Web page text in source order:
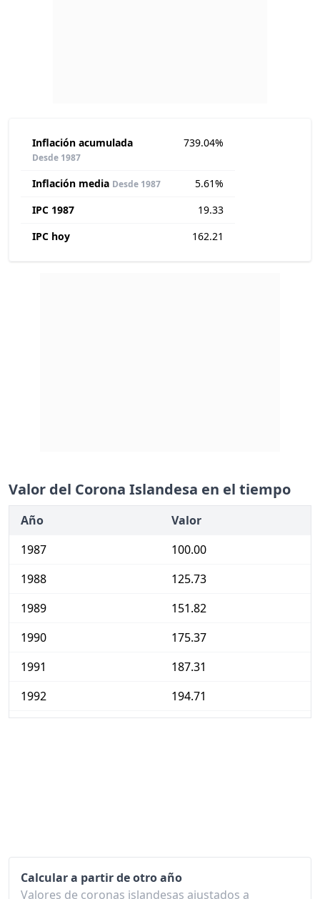
Inflación acumulada
Desde 1987
739.04%
Inflación media Desde 1987
5.61%
IPC 1987
19.33
IPC hoy
162.21
Valor del Corona Islandesa en el tiempo
Año
Valor
1987
100.00
1988
125.73
1989
151.82
1990
175.37
1991
187.31
1992
194.71
1998
221.34
Calcular a partir de otro año
Valores de coronas islandesas ajustados a